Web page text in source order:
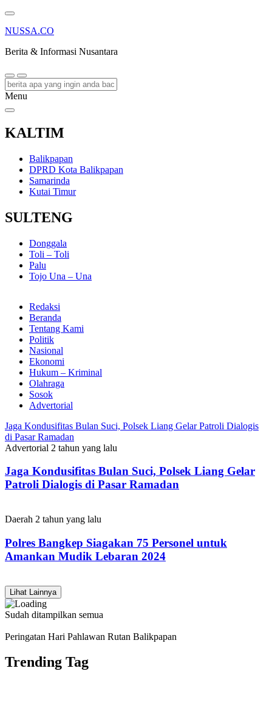
NUSSA.CO
Berita & Informasi Nusantara
Menu
KALTIM
Balikpapan
DPRD Kota Balikpapan
Samarinda
Kutai Timur
SULTENG
Donggala
Toli – Toli
Palu
Tojo Una – Una
Redaksi
Beranda
Tentang Kami
Politik
Nasional
Ekonomi
Hukum – Kriminal
Olahraga
Sosok
Advertorial
Jaga Kondusifitas Bulan Suci, Polsek Liang Gelar Patroli Dialogis
di Pasar Ramadan
Advertorial 2 tahun yang lalu
Jaga Kondusifitas Bulan Suci, Polsek Liang Gelar
Patroli Dialogis di Pasar Ramadan
Daerah 2 tahun yang lalu
Polres Bangkep Siagakan 75 Personel untuk
Amankan Mudik Lebaran 2024
Lihat Lainnya
Sudah ditampilkan semua
Peringatan Hari Pahlawan Rutan Balikpapan
Trending Tag